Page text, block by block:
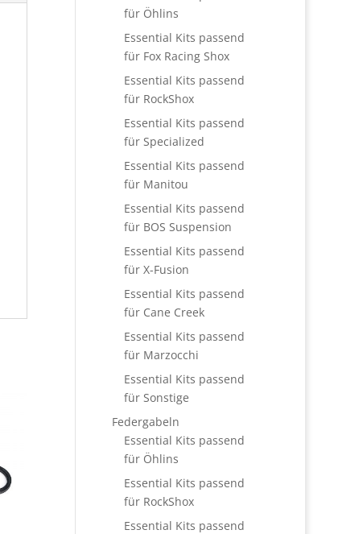
für Öhlins
Essential Kits passend
für Fox Racing Shox
Essential Kits passend
für RockShox
Essential Kits passend
für Specialized
Essential Kits passend
für Manitou
Essential Kits passend
für BOS Suspension
Essential Kits passend
für X-Fusion
Essential Kits passend
für Cane Creek
Essential Kits passend
für Marzocchi
Essential Kits passend
für Sonstige
Federgabeln
Essential Kits passend
für Öhlins
Essential Kits passend
für RockShox
Essential Kits passend